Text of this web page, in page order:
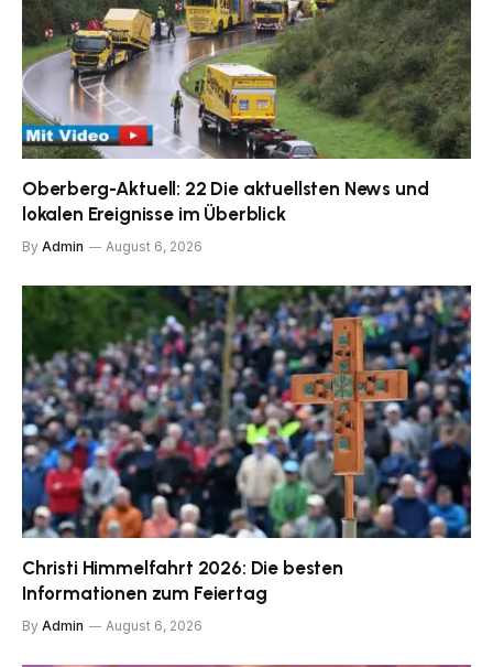
Oberberg-Aktuell: 22 Die aktuellsten News und
lokalen Ereignisse im Überblick
By Admin August 6, 2026
Christi Himmelfahrt 2026: Die besten
Informationen zum Feiertag
By Admin August 6, 2026